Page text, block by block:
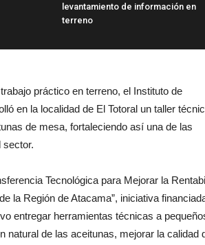
levantamiento de información en
terreno
práctico en terreno, el Instituto de
en la localidad de El Totoral un taller
de mesa, fortaleciendo así una de las
sector.
Tecnológica para Mejorar la
la Región de Atacama”, iniciativa
entregar herramientas técnicas a
natural de las aceitunas, mejorar la calidad